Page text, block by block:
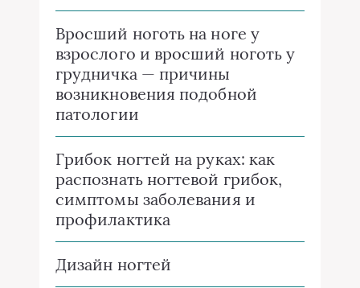
Вросший ноготь на ноге у
взрослого и вросший ноготь у
грудничка — причины
возникновения подобной
патологии
Грибок ногтей на руках: как
распознать ногтевой грибок,
симптомы заболевания и
профилактика
Дизайн ногтей